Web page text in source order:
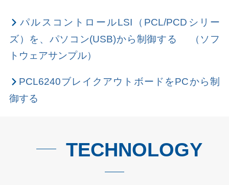
パルスコントロールLSI（PCL/PCDシリー
ズ）を、パソコン(USB)から制御する （ソフ
トウェアサンプル）
PCL6240ブレイクアウトボードをPCから制
御する
TECHNOLOGY